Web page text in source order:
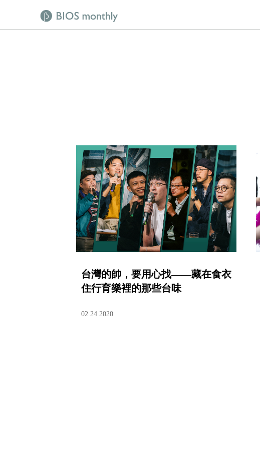
台灣的帥，要用心找——藏在食衣
住行育樂裡的那些台味
02.24.2020